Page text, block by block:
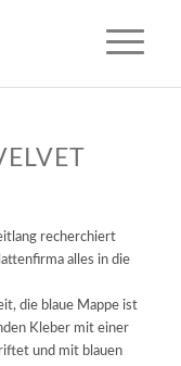
recherchiert
alles in die
die blaue Mappe ist
Kleber mit einer
und mit blauen